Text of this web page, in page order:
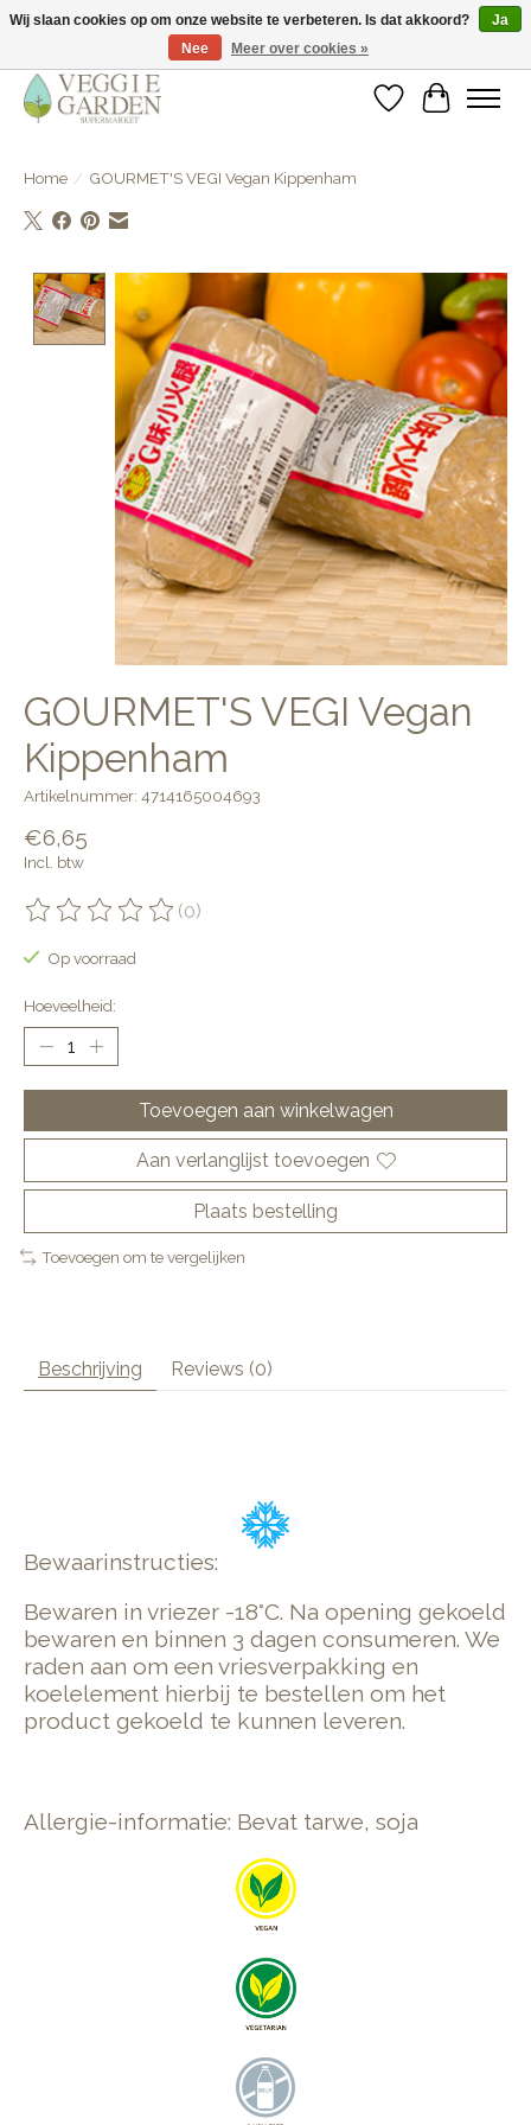
vegan & veggie products | free store pick-up
Verlanglijst
Home / GOURMET'S VEGI Vegan Kippenham
Product image slideshow Items
GOURMET'S VEGI Vegan
Kippenham
Artikelnummer: 4714165004693
€6,65
Incl. btw
De beoordeling van dit product is
(0)
Op voorraad
Hoeveelheid:
Toevoegen aan winkelwagen
Aan verlanglijst toevoegen
Plaats bestelling
Toevoegen om te vergelijken
Beschrijving Reviews (0)
Bewaarinstructies:
Bewaren in vriezer -18°C. Na opening gekoeld
bewaren en binnen 3 dagen consumeren. We
raden aan om een vriesverpakking en
koelelement hierbij te bestellen om het
product gekoeld te kunnen leveren.
Allergie-informatie: Bevat tarwe, soja
Wij slaan cookies op om onze website te verbeteren. Is dat akkoord?
Ja
Nee
Meer over cookies »